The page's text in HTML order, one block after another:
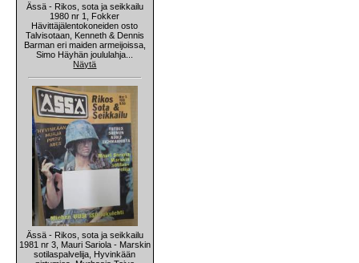
Ässä - Rikos, sota ja seikkailu
1980 nr 1, Fokker
Hävittäjälentokoneiden osto
Talvisotaan, Kenneth & Dennis
Barman eri maiden armeijoissa,
Simo Häyhän joululahja...
Näytä
Ässä - Rikos, sota ja seikkailu
1981 nr 3, Mauri Sariola - Marskin
sotilaspalvelija, Hyvinkään